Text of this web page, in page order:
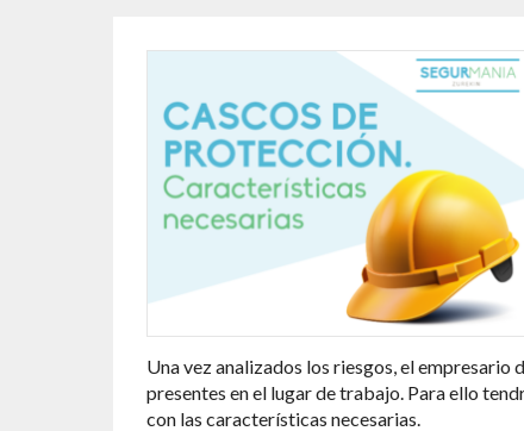
Una vez analizados los riesgos, el
presentes en el lugar de trabajo. Para ello
con las características necesarias.